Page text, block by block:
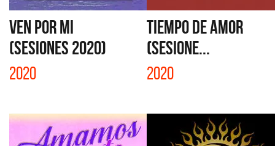
VEN POR MI
(SESIONES 2020)
2020
TIEMPO DE AMOR
(SESIONE...
2020